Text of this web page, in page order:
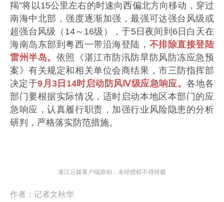
羯”将以15公里左右的时速向西偏北方向移动，穿过
南海中北部，强度逐渐加强，最强可达强台风级或
超强台风级（14～16级），于5日夜间到6日白天在
海南岛东部到粤西一带沿海登陆， 不排除直接登陆
雷州半岛。 依照《湛江市防汛防旱防风防冻应急预
案》有关规定和相关单位会商结果，市三防指挥部
决定于9月3日14时启动防风Ⅳ级应急响应。各地各
部门要根据实际情况，适时启动本地区本部门的应
急响应，认真履行职责，加强行业风险隐患的分析
研判，严格落实防范措施。
湛江云媒客户端原创，未经授权不得转载
作者： 记者文秋华